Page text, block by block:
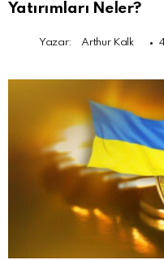
Yatırımları Neler?
Yazar: Arthur Kalk